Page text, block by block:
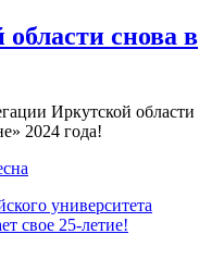
снова в
Иркутской области
2024 года!